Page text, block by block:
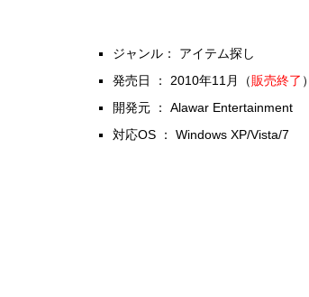
ジャンル： アイテム探し
発売日 ： 2010年11月（販売終了 ）
開発元 ： Alawar Entertainment
対応OS ： Windows XP/Vista/7